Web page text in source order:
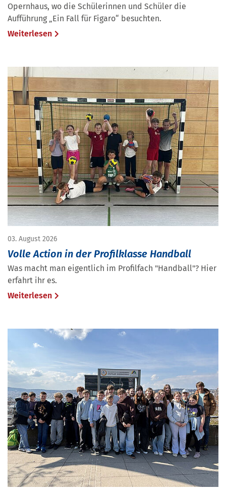
Opernhaus, wo die Schülerinnen und Schüler die
Aufführung „Ein Fall für Figaro“ besuchten.
Weiterlesen
03. August 2026
Volle Action in der Profilklasse Handball
Was macht man eigentlich im Profilfach "Handball"? Hier
erfahrt ihr es.
Weiterlesen